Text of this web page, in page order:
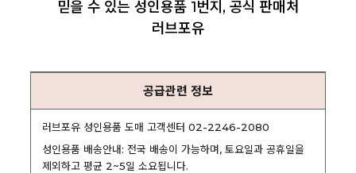
믿을 수 있는 성인용품 1번지, 공식 판매처
러브포유
공급관련 정보
러브포유 성인용품 도매 고객센터 02-2246-2080
성인용품 배송안내: 전국 배송이 가능하며, 토요일과 공휴일을
제외하고 평균 2~5일 소요됩니다.